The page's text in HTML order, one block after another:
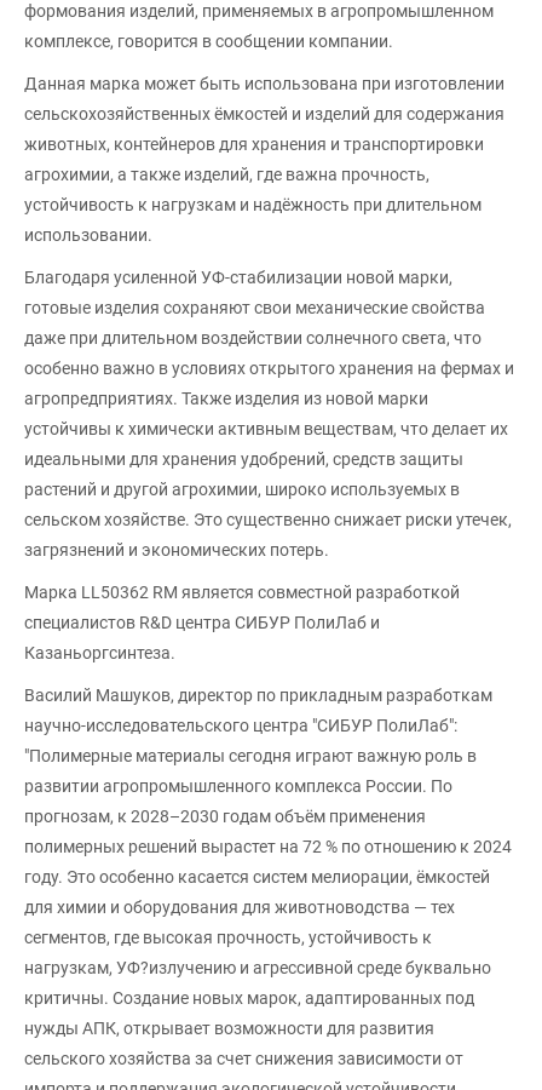
формования изделий, применяемых в агропромышленном
комплексе, говорится в сообщении компании.
Данная марка может быть использована при изготовлении
сельскохозяйственных ёмкостей и изделий для содержания
животных, контейнеров для хранения и транспортировки
агрохимии, а также изделий, где важна прочность,
устойчивость к нагрузкам и надёжность при длительном
использовании.
Благодаря усиленной УФ-стабилизации новой марки,
готовые изделия сохраняют свои механические свойства
даже при длительном воздействии солнечного света, что
особенно важно в условиях открытого хранения на фермах и
агропредприятиях. Также изделия из новой марки
устойчивы к химически активным веществам, что делает их
идеальными для хранения удобрений, средств защиты
растений и другой агрохимии, широко используемых в
сельском хозяйстве. Это существенно снижает риски утечек,
загрязнений и экономических потерь.
Марка LL50362 RM является совместной разработкой
специалистов R&D центра СИБУР ПолиЛаб и
Казаньоргсинтеза.
Василий Машуков, директор по прикладным разработкам
научно-исследовательского центра "СИБУР ПолиЛаб":
"Полимерные материалы сегодня играют важную роль в
развитии агропромышленного комплекса России. По
прогнозам, к 2028–2030 годам объём применения
полимерных решений вырастет на 72 % по отношению к 2024
году. Это особенно касается систем мелиорации, ёмкостей
для химии и оборудования для животноводства — тех
сегментов, где высокая прочность, устойчивость к
нагрузкам, УФ?излучению и агрессивной среде буквально
критичны. Создание новых марок, адаптированных под
нужды АПК, открывает возможности для развития
сельского хозяйства за счет снижения зависимости от